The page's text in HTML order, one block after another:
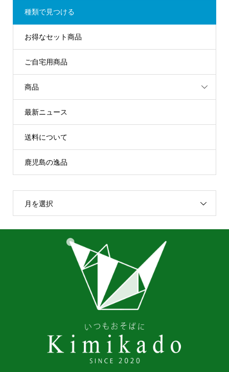
種類で見つける
お得なセット商品
ご自宅用商品
商品
最新ニュース
送料について
鹿児島の逸品
月を選択